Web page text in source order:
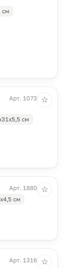
см
Арт. 10732.15
см
☆
Арт. 18806.00
см
☆
Арт. 13168.60
☆